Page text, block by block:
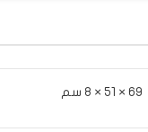
69 × 51 × 8 سم